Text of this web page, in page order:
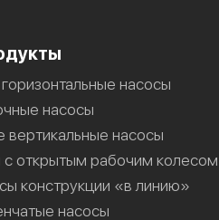
насосы
насосы
вертикальные насосы
открытым рабочим колесом
конструкции «в линию»
насосы